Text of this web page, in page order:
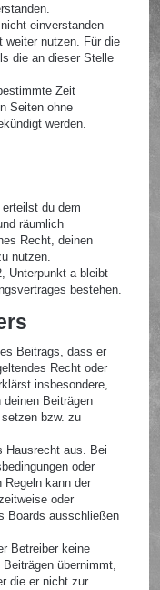
einverstanden
weiter nutzen. Für die
die an dieser Stelle
Zeit
Seiten ohne
werden.
du dem
räumlich
Recht, deinen
nutzen.
Unterpunkt a bleibt
bestehen.
Beitrags, dass er
Recht oder
insbesondere,
Beiträgen
bzw. zu
Hausrecht aus. Bei
oder
Regeln kann der
oder
Boards ausschließen
Betreiber keine
übernimmt,
die er nicht zur